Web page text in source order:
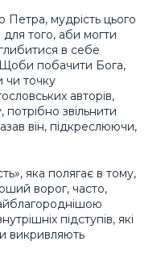
Петра, мудрість цього
того, аби могти
в себе
побачити Бога,
чи точку
авторів,
звільнити
він, підкреслюючи,
яка полягає в тому,
ворог, часто,
підступів, які
викривляють